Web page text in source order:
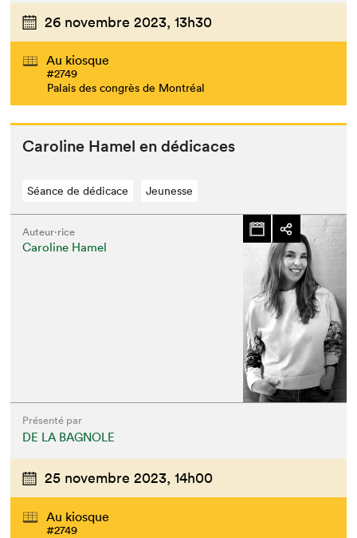
26 novembre 2023, 13h30
Au kiosque
#2749
Palais des congrès de Montréal
Car­o­line Hamel en dédicaces
Séance de dédicace Jeunesse
Auteur·rice
Caroline Hamel
Présenté par
DE LA BAGNOLE
25 novembre 2023, 14h00
Au kiosque
#2749